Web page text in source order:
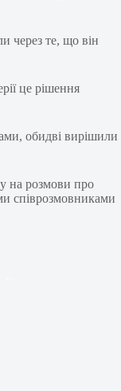
через те, що він
це рішення
обидві вирішили
на розмови про
співрозмовниками